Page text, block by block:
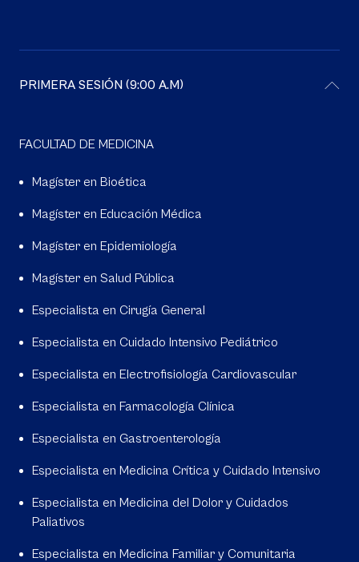
PRIMERA SESIÓN (9:00 A.M)
FACULTAD DE MEDICINA
Magíster en Bioética
Magíster en Educación Médica
Magíster en Epidemiología
Magíster en Salud Pública
Especialista en Cirugía General
Especialista en Cuidado Intensivo Pediátrico
Especialista en Electrofisiología Cardiovascular
Especialista en Farmacología Clínica
Especialista en Gastroenterología
Especialista en Medicina Crítica y Cuidado Intensivo
Especialista en Medicina del Dolor y Cuidados
Paliativos
Especialista en Medicina Familiar y Comunitaria